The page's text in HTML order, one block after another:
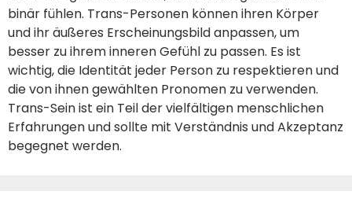
binär fühlen. Trans-Personen können ihren Körper
und ihr äußeres Erscheinungsbild anpassen, um
besser zu ihrem inneren Gefühl zu passen. Es ist
wichtig, die Identität jeder Person zu respektieren und
die von ihnen gewählten Pronomen zu verwenden.
Trans-Sein ist ein Teil der vielfältigen menschlichen
Erfahrungen und sollte mit Verständnis und Akzeptanz
begegnet werden.